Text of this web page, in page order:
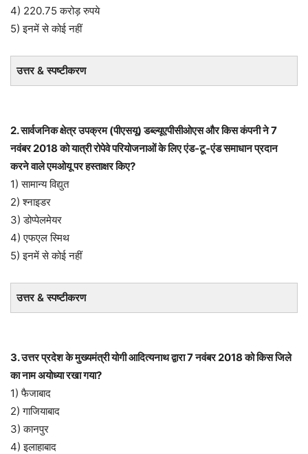
4) 220.75 करोड़ रुपये
5) इनमें से कोई नहीं
उत्तर & स्पष्टीकरण
2. सार्वजनिक क्षेत्र उपक्रम (पीएसयू) डब्ल्यूएपीसीओएस और किस कंपनी ने 7
नवंबर 2018 को यात्री रोपेवे परियोजनाओं के लिए एंड-टू-एंड समाधान प्रदान
करने वाले एमओयू पर हस्ताक्षर किए?
1) सामान्य विद्युत
2) श्नाइडर
3) डोप्पेलमेयर
4) एफएल स्मिथ
5) इनमें से कोई नहीं
उत्तर & स्पष्टीकरण
3. उत्तर प्रदेश के मुख्यमंत्री योगी आदित्यनाथ द्वारा 7 नवंबर 2018 को किस जिले
का नाम अयोध्या रखा गया?
1) फैजाबाद
2) गाजियाबाद
3) कानपुर
4) इलाहाबाद